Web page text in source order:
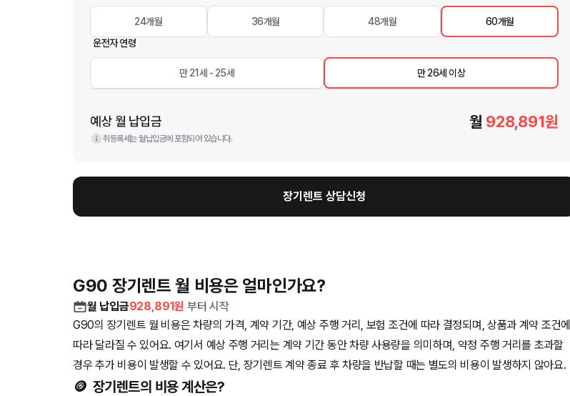
24개월 36개월 48개월
60개월
운전자 연령
만 21세 - 25세 만 26세 이상
예상 월 납입금 월 928,891원
취등록세는 월납입금에 포함되어 있습니다.
장기렌트 상담신청
G90 장기렌트 월 비용은 얼마인가요?
월 납입금928,891원 부터 시작
G90의 장기렌트 월 비용은 차량의 가격, 계약 기간, 예상 주행 거리, 보험 조건에 따라 결정되며, 상품과 계약 조건에
따라 달라질 수 있어요. 여기서 예상 주행 거리는 계약 기간 동안 차량 사용량을 의미하며, 약정 주행 거리를 초과할
경우 추가 비용이 발생할 수 있어요. 단, 장기렌트 계약 종료 후 차량을 반납할 때는 별도의 비용이 발생하지 않아요.
🪙 장기렌트의 비용 계산은?